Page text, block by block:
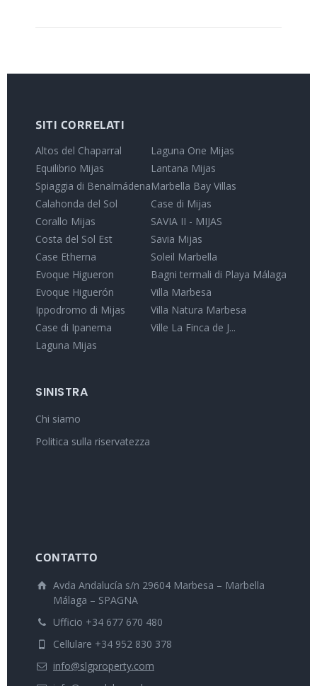
SITI CORRELATI
Altos del Chaparral
Equilibrio Mijas
Spiaggia di Benalmádena
Calahonda del Sol
Corallo Mijas
Costa del Sol Est
Case Etherna
Evoque Higueron
Evoque Higuerón
Ippodromo di Mijas
Case di Ipanema
Laguna Mijas
Laguna One Mijas
Lantana Mijas
Marbella Bay Villas
Case di Mijas
SAVIA II - MIJAS
Savia Mijas
Soleil Marbella
Bagni termali di Playa Málaga
Villa Marbesa
Villa Natura Marbesa
Ville La Finca de J...
SINISTRA
Chi siamo
Politica sulla riservatezza
CONTATTO
Avda Andalucía s/n 29604 Marbesa – Marbella
Málaga – SPAGNA
Ufficio +34 677 670 480
Cellulare +34 952 830 378
info@slgproperty.com